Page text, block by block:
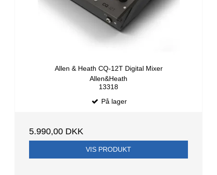
Allen & Heath CQ-12T Digital Mixer
Allen&Heath
13318
På lager
5.990,00 DKK
VIS PRODUKT